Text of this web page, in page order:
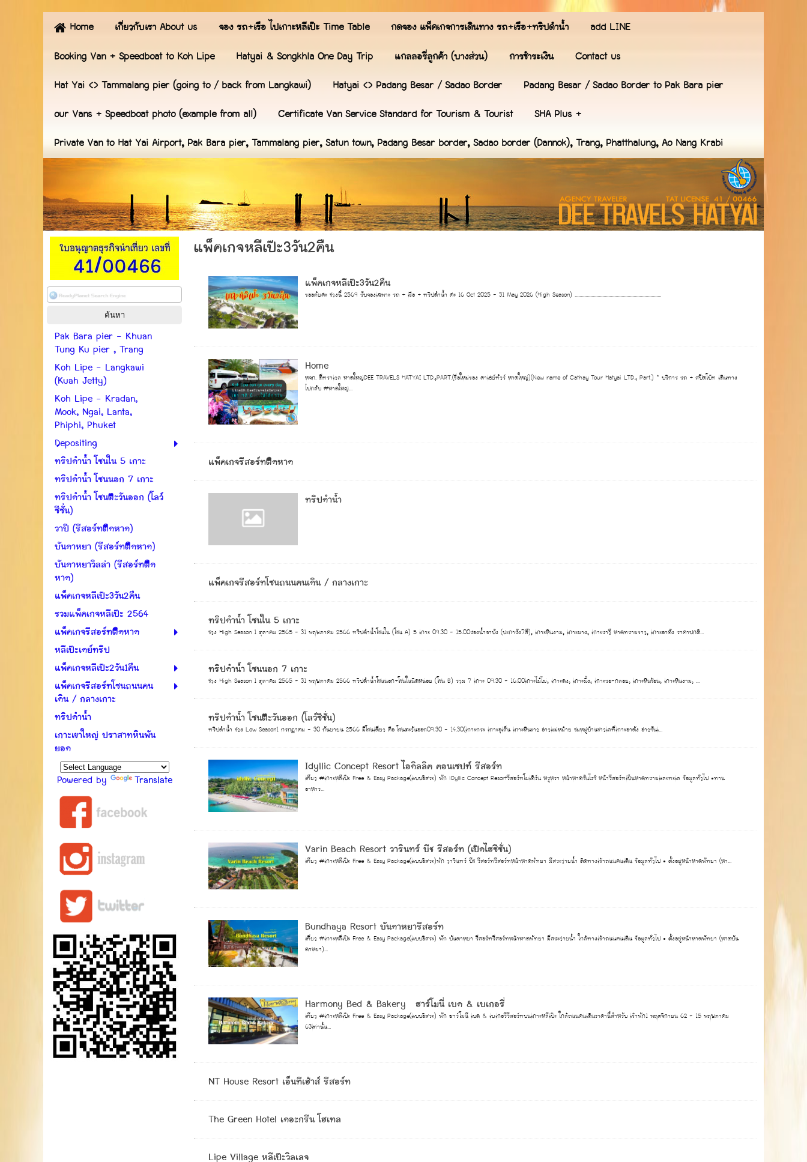
Home เกี่ยวกับเรา About us จอง รถ+เรือ ไปเกาะหลีเป๊ะ Time Table กดจอง แพ็คเกจการเดินทาง รถ+เรือ+ทริปดำน้ำ
add LINE
Booking Van + Speedboat to Koh Lipe
Hatyai & Songkhla One Day Trip แกลลอรี่ลูกค้า (บางส่วน) การชำระเงิน
Contact us
Hat Yai <> Tammalang pier (going to / back from Langkawi)
Hatyai <> Padang Besar / Sadao Border
Padang Besar / Sadao Border to Pak Bara pier
our Vans + Speedboat photo (example from all)
Certificate Van Service Standard for Tourism & Tourist
SHA Plus +
Private Van to Hat Yai Airport, Pak Bara pier, Tammalang pier, Satun town, Padang Besar border, Sadao border (Dannok), Trang, Phatthalung, Ao Nang Krabi
Pak Bara pier - Khuan
Tung Ku pier , Trang
Koh Lipe - Langkawi
(Kuah Jetty)
Koh Lipe - Kradan,
Mook, Ngai, Lanta,
Phiphi, Phuket
Depositing
ทริปดำน้ำ โซนใน 5 เกาะ
ทริปดำน้ำ โซนนอก 7 เกาะ
ทริปดำน้ำ โซนตะวันออก (โลว์
ซีซั่น)
วาปี (รีสอร์ทติดหาด)
บันดาหยา (รีสอร์ทติดหาด)
บันดาหยาวิลล่า (รีสอร์ทติด
หาด)
แพ็คเกจหลีเป๊ะ3วัน2คืน
รวมแพ็คเกจหลีเป๊ะ 2564
แพ็คเกจรีสอร์ทติดหาด
หลีเป๊ะเดย์ทริป
แพ็คเกจหลีเป๊ะ2วัน1คืน
แพ็คเกจรีสอร์ทโซนถนนคน
เดิน / กลางเกาะ
ทริปดำน้ำ
เกาะเขาใหญ่ ปราสาทหินพัน
ยอด
Powered by
Translate
แพ็คเกจหลีเป๊ะ3วัน2คืน
แพ็คเกจหลีเป๊ะ3วัน2คืน
ขออภัยค่ะ ช่วงนี้ 2569 รับจองเฉพาะ รถ + เรือ + ทริปดำน้ำ ค่ะ 16 Oct 2025 - 31 May 2026 (High Season) ........................................................................
Home
หจก. ดีทราเวล หาดใหญ่DEE TRAVELS HATYAI LTD.,PART.(ชื่อใหม่ของ คาเธ่ย์ทัวร์ หาดใหญ่)(New name of Cathay Tour Hatyai LTD., Part.) * บริการ รถ + สปีดโบ้ท เดินทาง
ไปกลับ #หาดใหญ่...
แพ็คเกจรีสอร์ทติดหาด
ทริปดำน้ำ
แพ็คเกจรีสอร์ทโซนถนนคนเดิน / กลางเกาะ
ทริปดำน้ำ โซนใน 5 เกาะ
ช่วง High Season 1 ตุลาคม 2565 - 31 พฤษภาคม 2566 ทริปดำน้ำโซนใน (โซน A) 5 เกาะ 09.30 - 15.00ร่องน้ำจาบัง (ปะการัง7สี), เกาะหินงาม, เกาะยาง, เกาะราวี หาดทรายขาว, เกาะอาดัง ราคาปกติ...
ทริปดำน้ำ โซนนอก 7 เกาะ
ช่วง High Season 1 ตุลาคม 2565 - 31 พฤษภาคม 2566 ทริปดำน้ำโซนนอก+โซนในนิดหน่อย (โซน B) รวม 7 เกาะ 09.30 - 16.00เกาะไม้ไผ่, เกาะดง, เกาะผึ้ง, เกาะรอ-กลอย, เกาะหินซ้อน, เกาะหินงาม, ...
ทริปดำน้ำ โซนตะวันออก (โลว์ซีซั่น)
ทริปดำน้ำ ช่วง Low Season1 กรกฎาคม - 30 กันยายน 2566 มีโซนเดียว คือ โซนตะวันออก09.30 - 14.30(เกาะกระ​ เกาะอุเส็น​ เกาะหินขาว​ อ่าวแม่หม้าย​ ชมหมู่บ้านชาวเลที่เกาะอาดัง​ อ่าวซันเ...
Idyllic Concept Resort ไอดิลลิค คอนเซปท์ รีสอร์ท
เที่ยว #เกาะหลีเป๊ะ Free & Easy Package(แบบอิสระ) พัก iDyllic Concept Resortรีสอร์ทโมเดิร์น หรูหรา หน้าหาดซันไรซ์ หน้ารีสอร์ทเป็นหาดทรายและทะเล ข้อมูลทั่วไป •ทาน
อาหาร...
Varin Beach Resort วารินทร์ บีช รีสอร์ท (เปิดไฮซีซั่น)
เที่ยว #เกาะหลีเป๊ะ Free & Easy Package(แบบอิสระ)พัก วารินทร์ บีช รีสอร์ทรีสอร์ทหน้าหาดพัทยา มีสระว่ายน้ำ ติดทางเข้าถนนคนเดิน ข้อมูลทั่วไป • ตั้งอยู่หน้าหาดพัทยา (หา...
Bundhaya Resort บันดาหยารีสอร์ท
เที่ยว #เกาะหลีเป๊ะ Free & Easy Package(แบบอิสระ) พัก บันดาหยา รีสอร์ทรีสอร์ทหน้าหาดพัทยา มีสระว่ายน้ำ ใกล้ทางเข้าถนนคนเดิน ข้อมูลทั่วไป • ตั้งอยู่หน้าหาดพัทยา (หาดบัน
ดาหยา)...
Harmony Bed & Bakery ฮาร์โมนี่ เบด & เบเกอรี่
เที่ยว #เกาะหลีเป๊ะ Free & Easy Package(แบบอิสระ) พัก ฮาร์โมนี่ เบด & เบเกอรี่รีสอร์ทบนเกาะหลีเป๊ะ ใกล้ถนนคนเดินราคานี้สำหรับ เข้าพัก1 พฤศจิกายน 62 - 15 พฤษภาคม
63เท่านั้น...
NT House Resort เอ็นทีเฮ้าส์ รีสอร์ท
The Green Hotel เดอะกรีน โฮเทล
Lipe Village หลีเป๊ะวิลเลจ